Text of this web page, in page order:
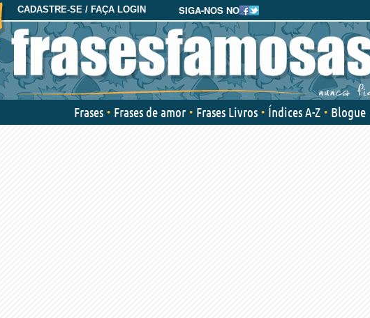
SIGA-NOS NO
CADASTRE-SE / FAÇA LOGIN
Frases Frases de amor Frases Livros Índices A-Z Blogue